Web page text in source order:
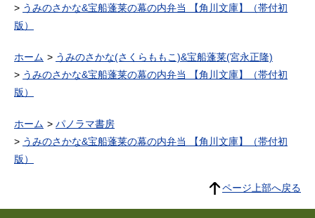
うみのさかな&宝船蓬莱の幕の内弁当 【角川文庫】（帯付初
版）
ホーム
うみのさかな(さくらももこ)&宝船蓬莱(宮永正隆)
うみのさかな&宝船蓬莱の幕の内弁当 【角川文庫】（帯付初
版）
ホーム
パノラマ書房
うみのさかな&宝船蓬莱の幕の内弁当 【角川文庫】（帯付初
版）
ページ上部へ戻る